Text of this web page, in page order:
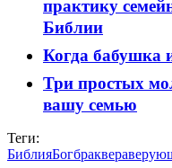
практику
Библии
Когда бабушка
Три простых
вашу семью
Теги:
БиблияБогбраквера